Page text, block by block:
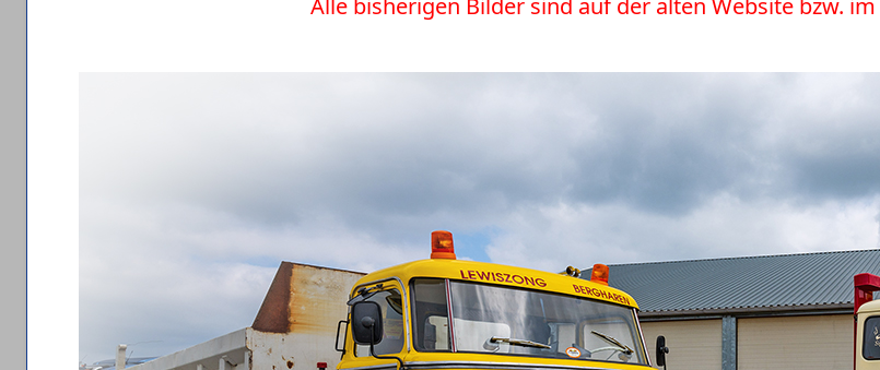
Alle bisherigen Bilder sind auf der alten Website bzw. im